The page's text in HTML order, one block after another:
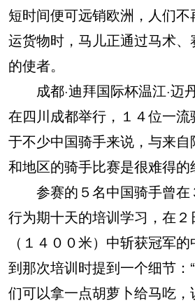
短时间便可远销欧洲，人们
运货物时，马儿正通过马术
的使者。
成都·迪拜国际杯温江·迈
在四川成都举行，１４位一
于不少中国骑手来说，与来
和地区的骑手比赛是很难得的
参赛的５名中国骑手曾在
行为期十天的培训学习，在
（１４００米）中斩获冠军
到那次培训时提到一个细节：
们可以拿一点胡萝卜给马吃